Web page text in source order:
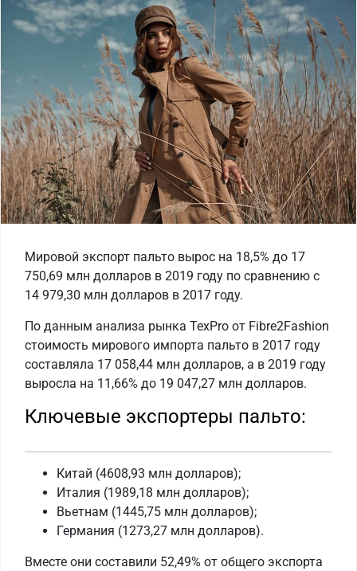
Мировой экспорт пальто вырос на 18,5% до 17
750,69 млн долларов в 2019 году по сравнению с
14 979,30 млн долларов в 2017 году.
По данным анализа рынка TexPro от Fibre2Fashion
стоимость мирового импорта пальто в 2017 году
составляла 17 058,44 млн долларов, а в 2019 году
выросла на 11,66% до 19 047,27 млн долларов.
Ключевые экспортеры пальто:
Китай (4608,93 млн долларов);
Италия (1989,18 млн долларов);
Вьетнам (1445,75 млн долларов);
Германия (1273,27 млн ​​долларов).
Вместе они составили 52,49% от общего экспорта